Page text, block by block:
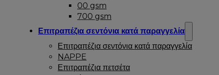
00 gsm
700 gsm
Επιτραπέζια σεντόνια κατά παραγγελία
Επιτραπέζια σεντόνια κατά παραγγελία
NAPPE
Επιτραπέζια πετσέτα